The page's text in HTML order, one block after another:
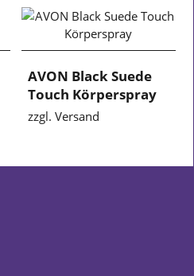
AVON Black Suede
Touch Körperspray
zzgl. Versand